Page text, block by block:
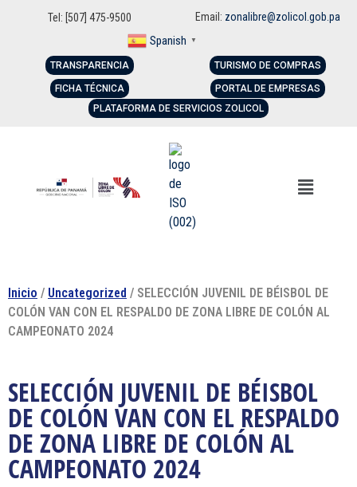
Tel: [507] 475-9500 Email: zonalibre@zolicol.gob.pa
Spanish ▼
TRANSPARENCIA
FICHA TÉCNICA
TURISMO DE COMPRAS
PORTAL DE EMPRESAS
PLATAFORMA DE SERVICIOS ZOLICOL
Inicio / Uncategorized / SELECCIÓN JUVENIL DE BÉISBOL DE
COLÓN VAN CON EL RESPALDO DE ZONA LIBRE DE COLÓN AL
CAMPEONATO 2024
SELECCIÓN JUVENIL DE BÉISBOL
DE COLÓN VAN CON EL RESPALDO
DE ZONA LIBRE DE COLÓN AL
CAMPEONATO 2024